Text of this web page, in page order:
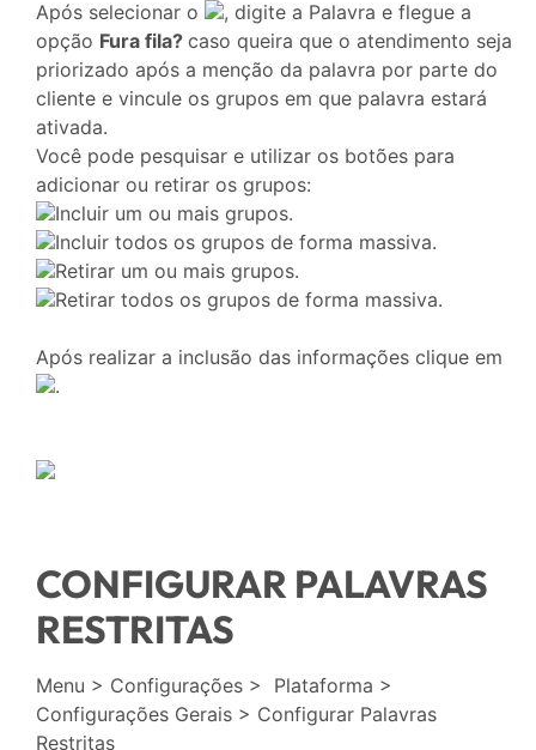
Após selecionar o
, digite a Palavra e flegue a
opção Fura fila? caso queira que o atendimento seja
priorizado após a menção da palavra por parte do
cliente e vincule os grupos em que palavra estará
ativada.
Você pode pesquisar e utilizar os botões para
adicionar ou retirar os grupos:
Incluir um ou mais grupos.
Incluir todos os grupos de forma massiva.
Retirar um ou mais grupos.
Retirar todos os grupos de forma massiva.
Após realizar a inclusão das informações clique em
.
CONFIGURAR PALAVRAS
RESTRITAS
Menu > Configurações > Plataforma >
Configurações Gerais > Configurar Palavras
Restritas